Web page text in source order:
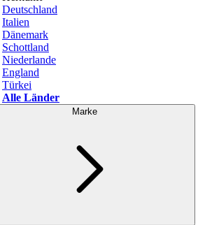
Deutschland
Italien
Dänemark
Schottland
Niederlande
England
Türkei
Alle Länder
Marke